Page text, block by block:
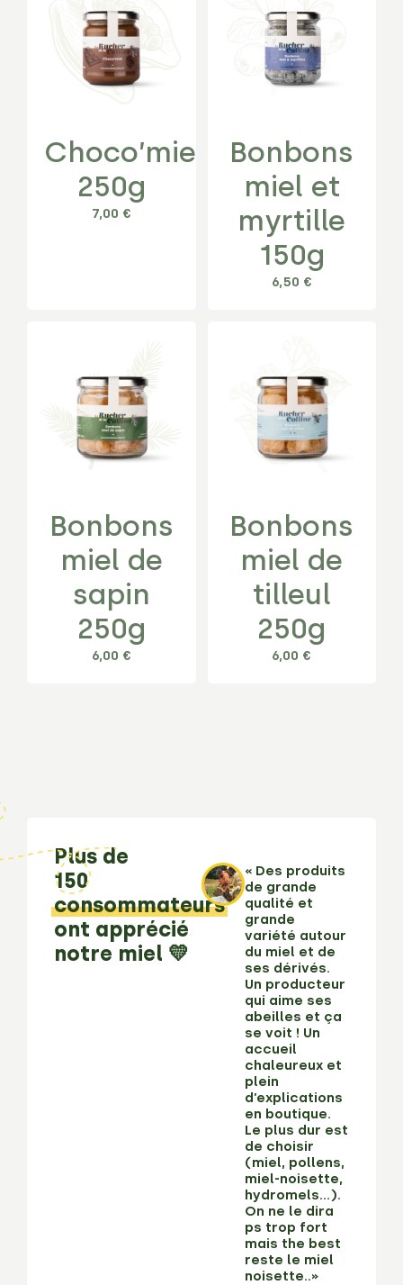
Choco’miel
250g
7,00 €
Bonbons
miel et
myrtille
150g
6,50 €
Bonbons
miel de
sapin
250g
6,00 €
Bonbons
miel de
tilleul
250g
6,00 €
Plus de
150
consommateurs
ont apprécié
notre miel 💛
« Des produits
de grande
qualité et
grande
variété autour
du miel et de
ses dérivés.
Un producteur
qui aime ses
abeilles et ça
se voit ! Un
accueil
chaleureux et
plein
d’explications
en boutique.
Le plus dur est
de choisir
(miel, pollens,
miel-noisette,
hydromels…).
On ne le dira
ps trop fort
mais the best
reste le miel
noisette..»